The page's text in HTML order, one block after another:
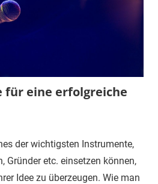
für eine erfolgreiche
der wichtigsten Instrumente,
Gründer etc. einsetzen können,
Idee zu überzeugen. Wie man